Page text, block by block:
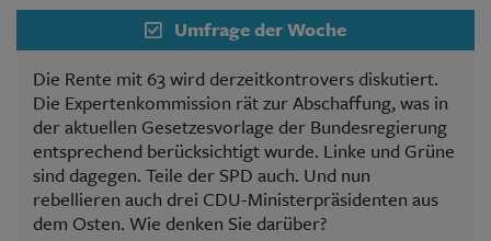
Umfrage der Woche
Die Rente mit 63 wird derzeitkontrovers diskutiert.
Die Expertenkommission rät zur Abschaffung, was in
der aktuellen Gesetzesvorlage der Bundesregierung
entsprechend berücksichtigt wurde. Linke und Grüne
sind dagegen. Teile der SPD auch. Und nun
rebellieren auch drei CDU-Ministerpräsidenten aus
dem Osten. Wie denken Sie darüber?